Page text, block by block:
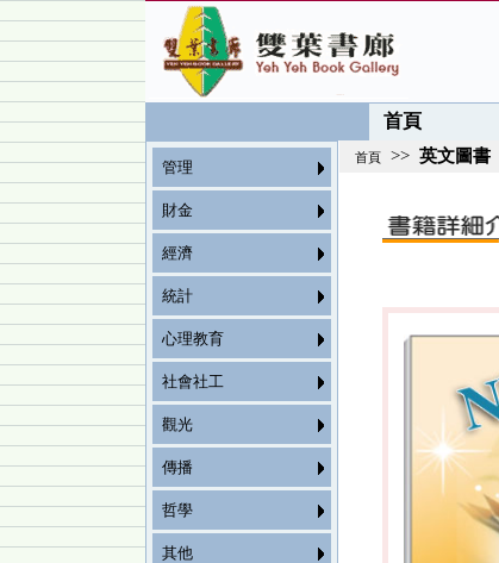
首頁
管理
財金
經濟
統計
心理教育
社會社工
觀光
傳播
哲學
其他
首頁 >> 英文圖書